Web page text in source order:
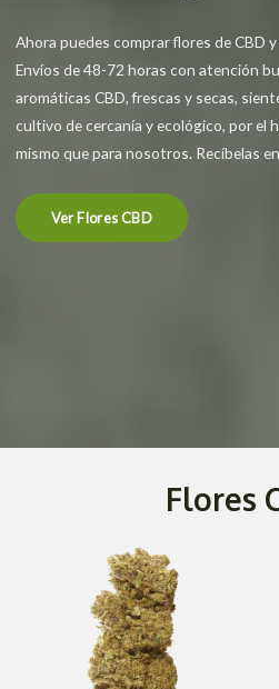
Ahora puedes comprar flores de CBD
Envíos de 48-72 horas con atención
aromáticas CBD, frescas y secas,
cultivo de cercanía y ecológico, por el
mismo que para nosotros. Recíbelas
Ver Flores CBD
Flores